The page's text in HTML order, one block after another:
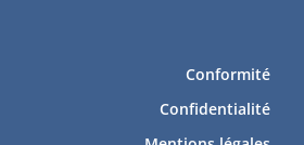
Conformité
Confidentialité